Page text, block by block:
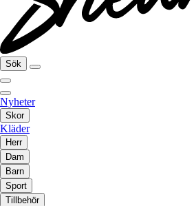
Sök
Nyheter
Skor
Kläder
Herr
Dam
Barn
Sport
Tillbehör